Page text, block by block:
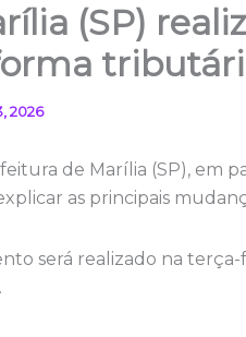
(SP)
2026
de Marília (SP), em
as principais
será realizado na